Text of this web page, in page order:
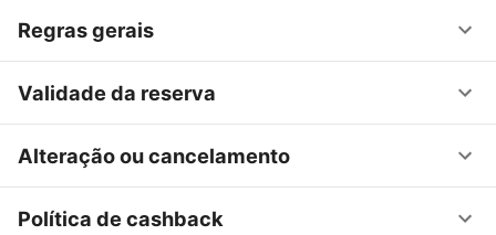
Regras gerais
Validade da reserva
Alteração ou cancelamento
Política de cashback